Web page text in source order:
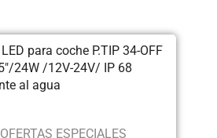
OFERTAS ESPECIALES